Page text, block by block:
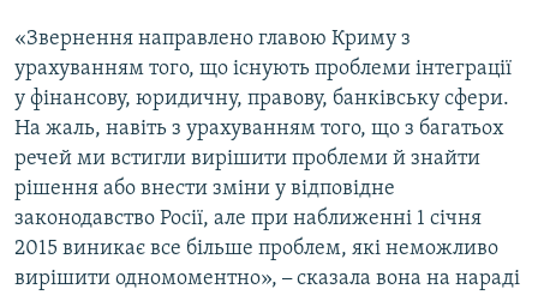
«Звернення направлено главою Криму з
урахуванням того, що існують проблеми інтеграції
у фінансову, юридичну, правову, банківську сфери.
На жаль, навіть з урахуванням того, що з багатьох
речей ми встигли вирішити проблеми й знайти
рішення або внести зміни у відповідне
законодавство Росії, але при наближенні 1 січня
2015 виникає все більше проблем, які неможливо
вирішити одномоментно», –сказала вона на нараді